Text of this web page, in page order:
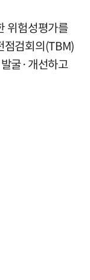
위험성평가를
점검회의(TBM)
굴·개선하고